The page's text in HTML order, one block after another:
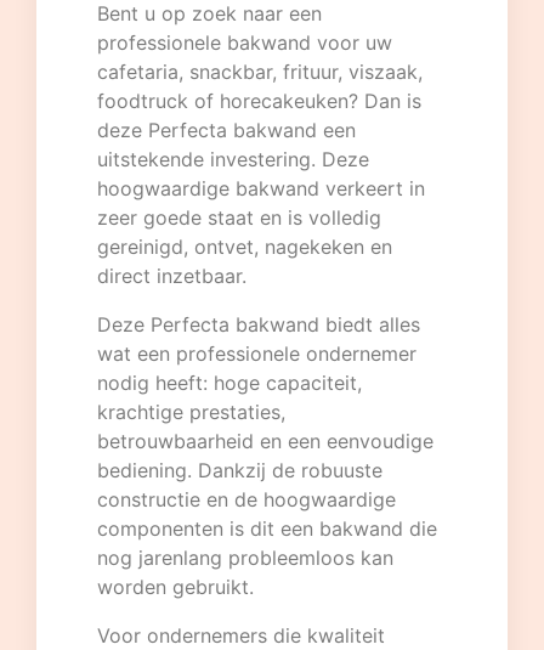
Bent u op zoek naar een
professionele bakwand voor uw
cafetaria, snackbar, frituur, viszaak,
foodtruck of horecakeuken? Dan is
deze Perfecta bakwand een
uitstekende investering. Deze
hoogwaardige bakwand verkeert in
zeer goede staat en is volledig
gereinigd, ontvet, nagekeken en
direct inzetbaar.
Deze Perfecta bakwand biedt alles
wat een professionele ondernemer
nodig heeft: hoge capaciteit,
krachtige prestaties,
betrouwbaarheid en een eenvoudige
bediening. Dankzij de robuuste
constructie en de hoogwaardige
componenten is dit een bakwand die
nog jarenlang probleemloos kan
worden gebruikt.
Voor ondernemers die kwaliteit